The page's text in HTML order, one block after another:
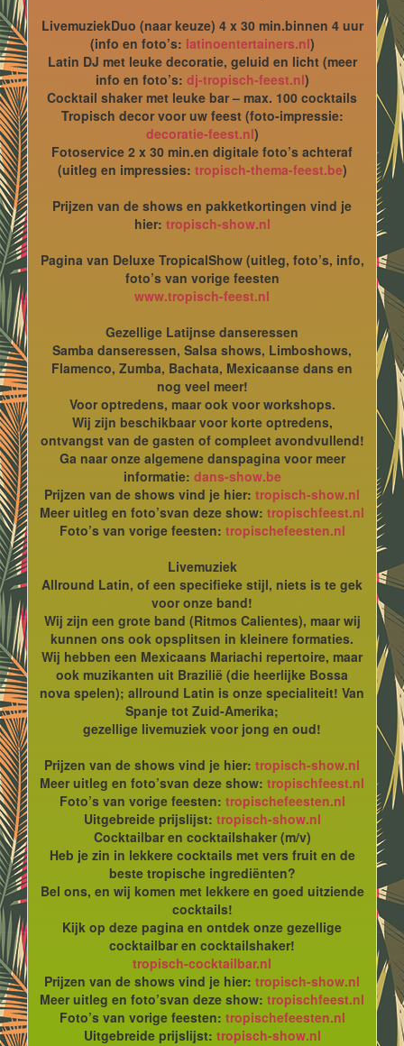
LivemuziekDuo (naar keuze) 4 x 30 min.binnen 4 uur
(info en foto’s: latinoentertainers.nl)
Latin DJ met leuke decoratie, geluid en licht (meer
info en foto’s: dj-tropisch-feest.nl)
Cocktail shaker met leuke bar – max. 100 cocktails
Tropisch decor voor uw feest (foto-impressie:
decoratie-feest.nl)
Fotoservice 2 x 30 min.en digitale foto’s achteraf
(uitleg en impressies: tropisch-thema-feest.be)
Prijzen van de shows en pakketkortingen vind je
hier: tropisch-show.nl
Pagina van Deluxe TropicalShow (uitleg, foto’s, info,
foto’s van vorige feesten
www.tropisch-feest.nl
Gezellige Latijnse danseressen
Samba danseressen, Salsa shows, Limboshows,
Flamenco, Zumba, Bachata, Mexicaanse dans en
nog veel meer!
Voor optredens, maar ook voor workshops.
Wij zijn beschikbaar voor korte optredens,
ontvangst van de gasten of compleet avondvullend!
Ga naar onze algemene danspagina voor meer
informatie: dans-show.be
Prijzen van de shows vind je hier: tropisch-show.nl
Meer uitleg en foto’svan deze show: tropischfeest.nl
Foto’s van vorige feesten: tropischefeesten.nl
Livemuziek
Allround Latin, of een specifieke stijl, niets is te gek
voor onze band!
Wij zijn een grote band (Ritmos Calientes), maar wij
kunnen ons ook opsplitsen in kleinere formaties.
Wij hebben een Mexicaans Mariachi repertoire, maar
ook muzikanten uit Brazilië (die heerlijke Bossa
nova spelen); allround Latin is onze specialiteit! Van
Spanje tot Zuid-Amerika;
gezellige livemuziek voor jong en oud!
Prijzen van de shows vind je hier: tropisch-show.nl
Meer uitleg en foto’svan deze show: tropischfeest.nl
Foto’s van vorige feesten: tropischefeesten.nl
Uitgebreide prijslijst: tropisch-show.nl
Cocktailbar en cocktailshaker (m/v)
Heb je zin in lekkere cocktails met vers fruit en de
beste tropische ingrediënten?
Bel ons, en wij komen met lekkere en goed uitziende
cocktails!
Kijk op deze pagina en ontdek onze gezellige
cocktailbar en cocktailshaker!
tropisch-cocktailbar.nl
Prijzen van de shows vind je hier: tropisch-show.nl
Meer uitleg en foto’svan deze show: tropischfeest.nl
Foto’s van vorige feesten: tropischefeesten.nl
Uitgebreide prijslijst: tropisch-show.nl